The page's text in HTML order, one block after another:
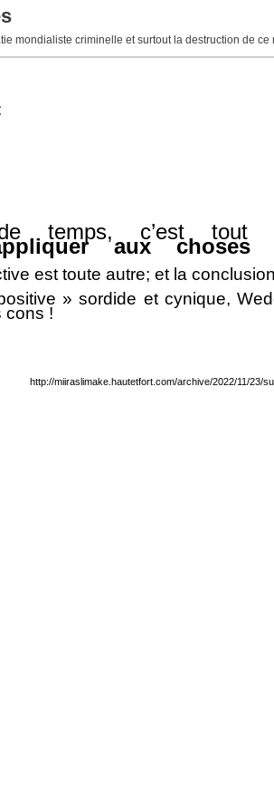
mondialiste criminelle et surtout la destruction de
temps, c’est
aux
est toute autre; et la
» sordide et cynique,
cons !
http://miiraslimake.hautetfort.com/archive/2022/11/23/